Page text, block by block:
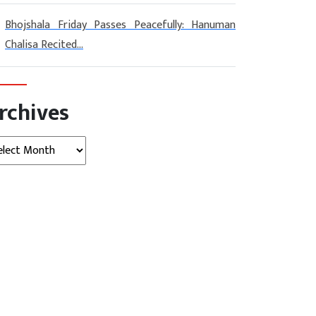
Bhojshala Friday Passes Peacefully: Hanuman
Chalisa Recited...